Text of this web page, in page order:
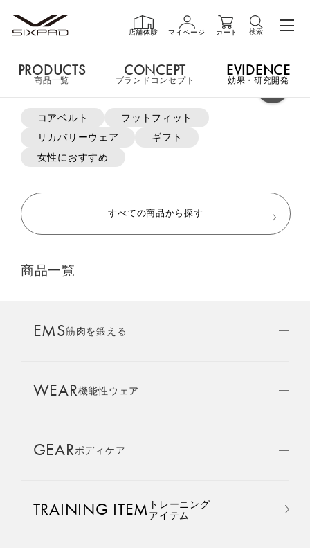
店舗体験 マイページ カート 検索
PRODUCTS商品一覧
GIFT ギフト
LIVE SHOPPING
AMBASSADOR
SIXPAD APP
COLUMN
LARGE ORDER⼤⼝注⽂窓⼝
よく検索されているキーワード
コアベルト
フットフィット
リカバリーウェア
ギフト
女性におすすめ
すべての商品から探す
商品一覧
EMS筋肉を鍛える
WEAR機能性ウェア
GEARボディケア
TRAINING ITEM トレーニング
アイテム
PRODUCTS
商品一覧
CONCEPT
ブランドコンセプト
EVIDENCE
効果・研究開発
申し訳ございません。この商品には詳細情報がありません。
おすすめ商品・新商品はこちら